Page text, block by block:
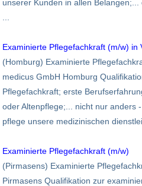
unserer Kunden in allen
Examinierte Pflegefachkraft (m/w) in
(Homburg) Examinierte
medicus GmbH Homburg
Pflegefachkraft; erste
oder Altenpflege;... nicht nur anders
pflege unsere medizinischen
Examinierte Pflegefachkraft (m/w)
(Pirmasens) Examinierte
Pirmasens Qualifikation zur